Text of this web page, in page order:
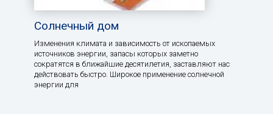
Солнечный дом
Изменения климата и зависимость от ископаемых
источников энергии, запасы которых заметно
сократятся в ближайшие десятилетия, заставляют нас
действовать быстро. Широкое применение солнечной
энергии для